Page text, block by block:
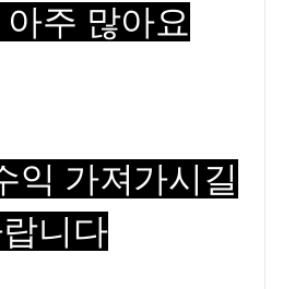
주 많아요
익 가져가시길
니다